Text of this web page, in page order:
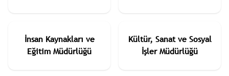
İnsan Kaynakları ve
Eğitim Müdürlüğü
Kültür, Sanat ve Sosyal
İşler Müdürlüğü